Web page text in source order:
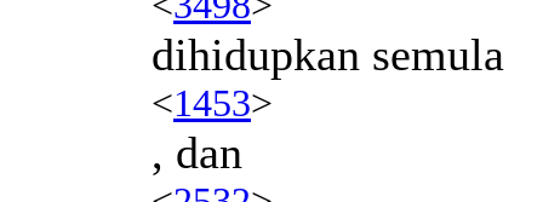
dihidupkan semula
<1453>
, dan